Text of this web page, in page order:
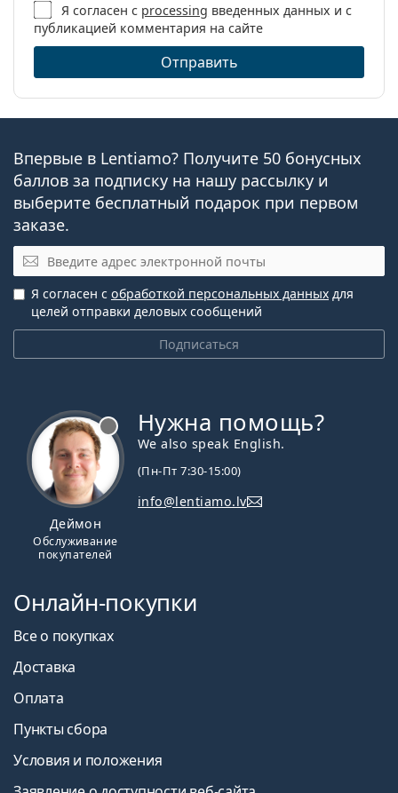
Я согласен с processing введенных данных и с
публикацией комментария на сайте
Отправить
Впервые в Lentiamo? Получите 50 бонусных
баллов за подписку на нашу рассылку и
выберите бесплатный подарок при первом
заказе.
Эл. почта
Подписаться
Я согласен с обработкой персональных данных для
целей отправки деловых сообщений
Деймон
Обслуживание
покупателей
Нужна помощь?
We also speak English.
(Пн-Пт 7:30-15:00)
info@lentiamo.lv
Онлайн-покупки
Все о покупках
Доставка
Оплата
Пункты сбора
Условия и положения